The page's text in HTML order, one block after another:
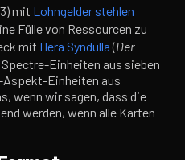
mit Lohngelder stehlen
Fülle von Ressourcen zu
mit Hera Syndulla(Der
Spectre-Einheiten aus sieben
Aspekt-Einheiten aus
wenn wir sagen, dass die
werden, wenn alle Karten